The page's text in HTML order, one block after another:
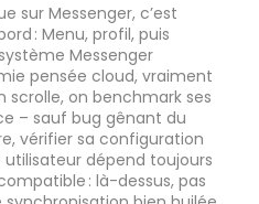
sur Messenger, c’est
: Menu, profil, puis
Messenger
pensée cloud, vraiment
scrolle, on benchmark ses
– sauf bug gênant du
vérifier sa configuration
utilisateur dépend toujours
: là-dessus, pas